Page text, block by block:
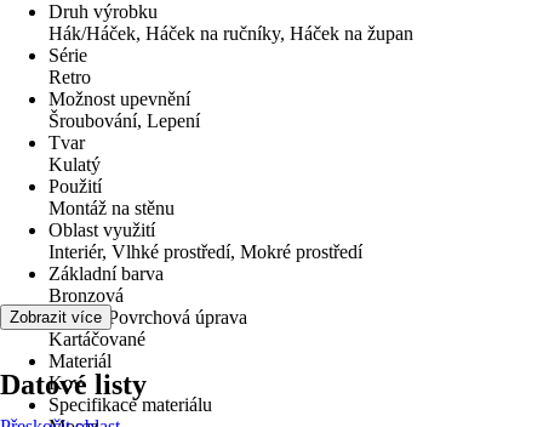
Druh výrobku
Hák/Háček, Háček na ručníky, Háček na župan
Série
Retro
Možnost upevnění
Šroubování, Lepení
Tvar
Kulatý
Použití
Montáž na stěnu
Oblast využití
Interiér, Vlhké prostředí, Mokré prostředí
Základní barva
Bronzová
Povrch/Povrchová úprava
Kartáčované
Materiál
Kov
Specifikace materiálu
Zobrazit více
Datové listy